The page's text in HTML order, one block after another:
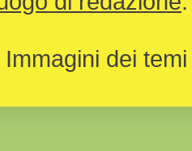
Immagini dei